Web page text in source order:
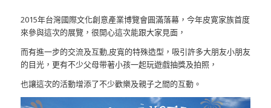
2015年台灣國際文化創意產業博覽會圓滿落幕，今年皮寛家族首度
來參與這次的展覽，很開心這次能跟大家見面，
而有進一步的交流及互動,皮寬的特殊造型，吸引許多大朋友小朋友
的目光，更有不少父母带著小孩一起玩遊戲抽獎及拍照，
也讓這次的活動增添了不少歡樂及親子之間的互動。